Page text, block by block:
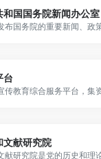
和国国务院新闻办公室
布国务院的重要新闻、政
台
文献研究院